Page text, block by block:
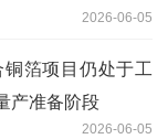
2026-06-05
箔项目仍处于工
产准备阶段
2026-06-05